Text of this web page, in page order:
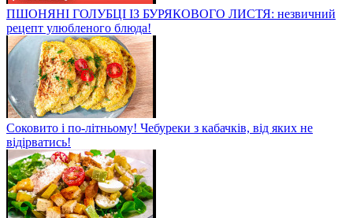
ПШОНЯНІ ГОЛУБЦІ ІЗ БУРЯКОВОГО ЛИСТЯ: незвичний
рецепт улюбленого блюда!
Соковито і по-літньому! Чебуреки з кабачків, від яких не
відірватись!